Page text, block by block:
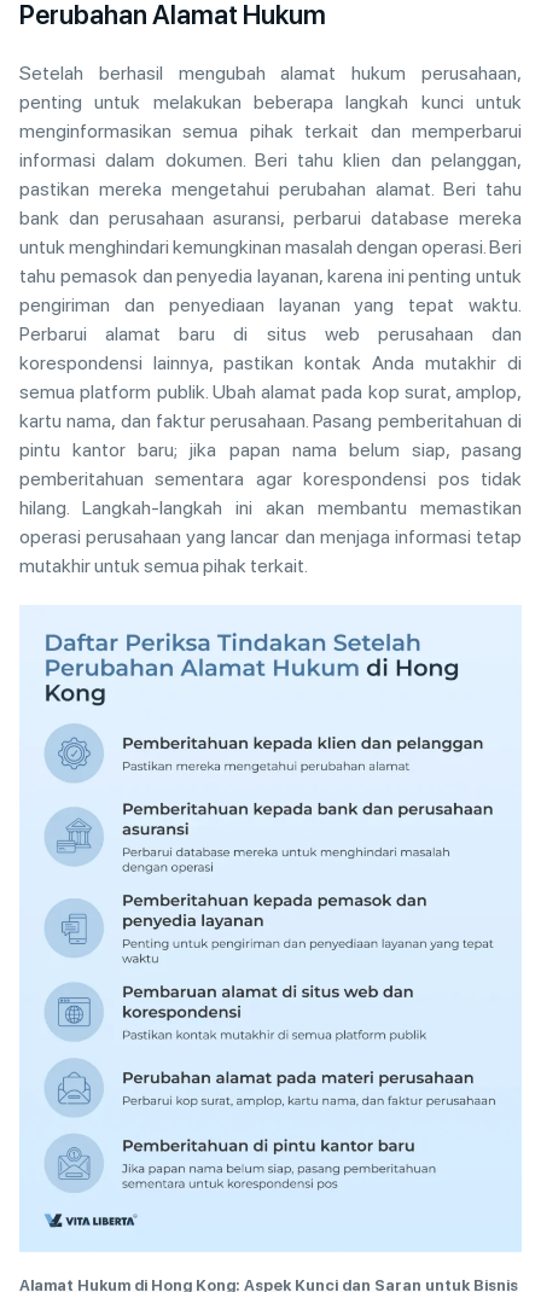
Perubahan Alamat Hukum
Setelah berhasil mengubah alamat hukum perusahaan,
penting untuk melakukan beberapa langkah kunci untuk
menginformasikan semua pihak terkait dan memperbarui
informasi dalam dokumen. Beri tahu klien dan pelanggan,
pastikan mereka mengetahui perubahan alamat. Beri tahu
bank dan perusahaan asuransi, perbarui database mereka
untuk menghindari kemungkinan masalah dengan operasi. Beri
tahu pemasok dan penyedia layanan, karena ini penting untuk
pengiriman dan penyediaan layanan yang tepat waktu.
Perbarui alamat baru di situs web perusahaan dan
korespondensi lainnya, pastikan kontak Anda mutakhir di
semua platform publik. Ubah alamat pada kop surat, amplop,
kartu nama, dan faktur perusahaan. Pasang pemberitahuan di
pintu kantor baru; jika papan nama belum siap, pasang
pemberitahuan sementara agar korespondensi pos tidak
hilang. Langkah-langkah ini akan membantu memastikan
operasi perusahaan yang lancar dan menjaga informasi tetap
mutakhir untuk semua pihak terkait.
Alamat Hukum di Hong Kong: Aspek Kunci dan Saran untuk Bisnis